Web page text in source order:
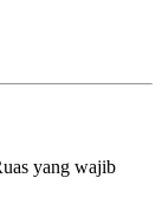
yang wajib